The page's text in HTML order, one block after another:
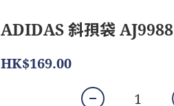
ADIDAS 斜孭袋 AJ9988
HK$169.00